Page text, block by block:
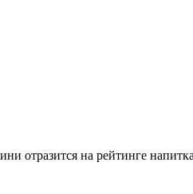
отразится на рейтинге